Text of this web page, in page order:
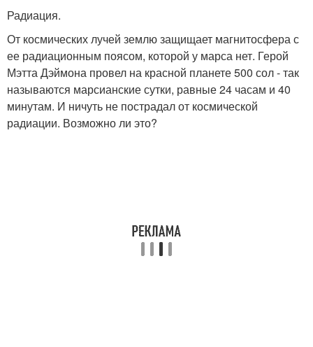
Радиация.
От космических лучей землю защищает магнитосфера с
ее радиационным поясом, которой у марса нет. Герой
Мэтта Дэймона провел на красной планете 500 сол - так
называются марсианские сутки, равные 24 часам и 40
минутам. И ничуть не пострадал от космической
радиации. Возможно ли это?